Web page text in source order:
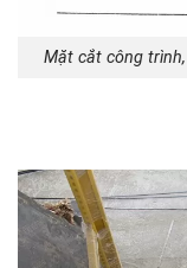
Mặt cắt công